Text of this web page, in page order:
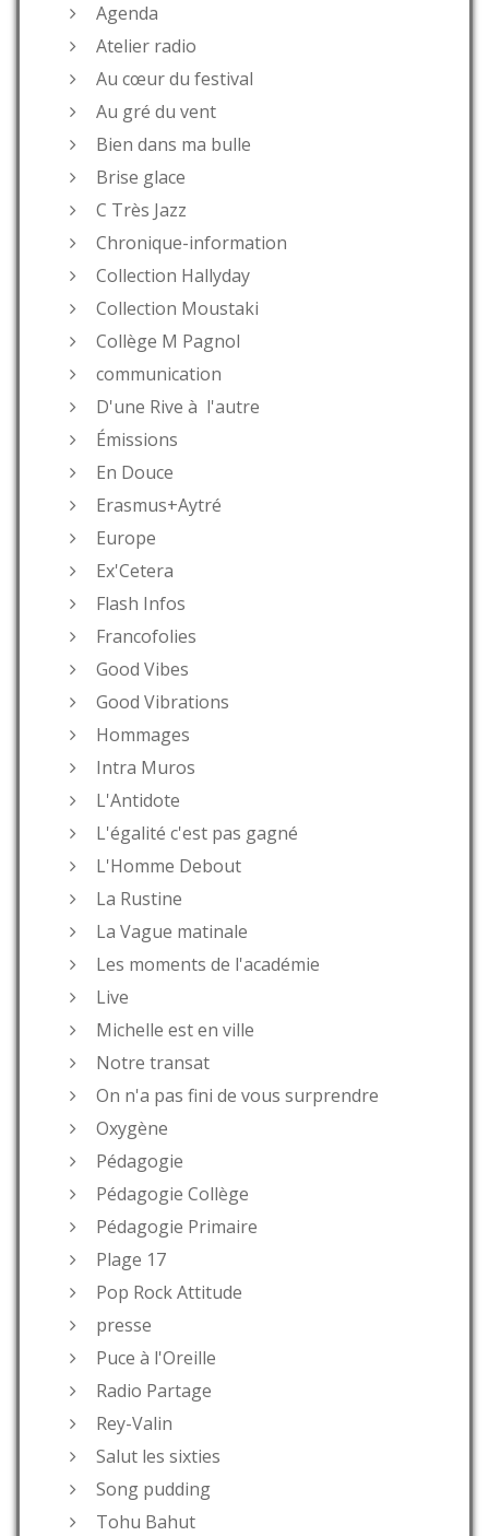
Agenda
Atelier radio
Au cœur du festival
Au gré du vent
Bien dans ma bulle
Brise glace
C Très Jazz
Chronique-information
Collection Hallyday
Collection Moustaki
Collège M Pagnol
communication
D'une Rive à l'autre
Émissions
En Douce
Erasmus+Aytré
Europe
Ex'Cetera
Flash Infos
Francofolies
Good Vibes
Good Vibrations
Hommages
Intra Muros
L'Antidote
L'égalité c'est pas gagné
L'Homme Debout
La Rustine
La Vague matinale
Les moments de l'académie
Live
Michelle est en ville
Notre transat
On n'a pas fini de vous surprendre
Oxygène
Pédagogie
Pédagogie Collège
Pédagogie Primaire
Plage 17
Pop Rock Attitude
presse
Puce à l'Oreille
Radio Partage
Rey-Valin
Salut les sixties
Song pudding
Tohu Bahut